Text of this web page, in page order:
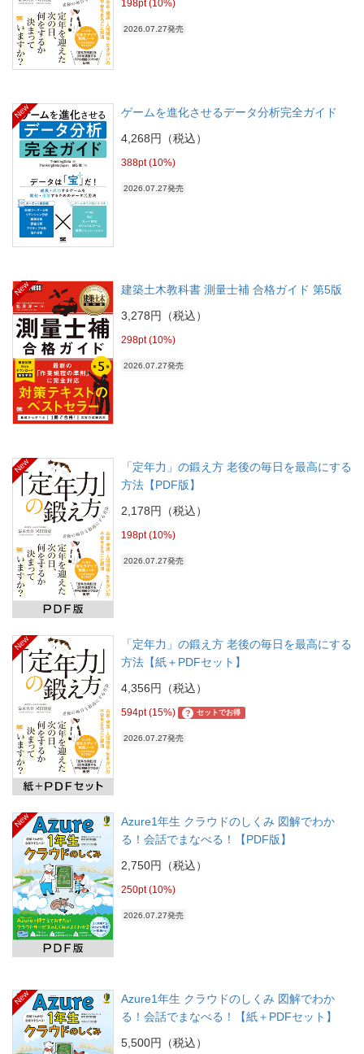
198pt (10%)
2026.07.27発売
New
ゲームを進化させるデータ分析完全ガイド
4,268円（税込）
388pt (10%)
2026.07.27発売
New
建築土木教科書 測量士補 合格ガイド 第5版
3,278円（税込）
298pt (10%)
2026.07.27発売
New
「定年力」の鍛え方 老後の毎日を最高にする
方法【PDF版】
2,178円（税込）
198pt (10%)
2026.07.27発売
New
「定年力」の鍛え方 老後の毎日を最高にする
方法【紙＋PDFセット】
4,356円（税込）
594pt (15%) ? セットでお得
2026.07.27発売
New
Azure1年生 クラウドのしくみ 図解でわか
る！会話でまなべる！【PDF版】
2,750円（税込）
250pt (10%)
2026.07.27発売
New
Azure1年生 クラウドのしくみ 図解でわか
る！会話でまなべる！【紙＋PDFセット】
5,500円（税込）